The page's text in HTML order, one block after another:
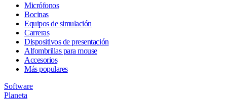
Micrófonos
Bocinas
Equipos de simulación
Carreras
Dispositivos de presentación
Alfombrillas para mouse
Accesorios
Más populares
Software
Planeta